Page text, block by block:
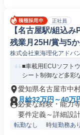
正社員
【名古屋駅/組込
残業月25H/賞与5
株式会社東海理化アドバ
■車載用ECUソフト
シート制御など多彩
愛知県名古屋市中
月給32万円～40万
必要な経験・能力
要件定義～詳細設
転勤なし 時短勤務あり